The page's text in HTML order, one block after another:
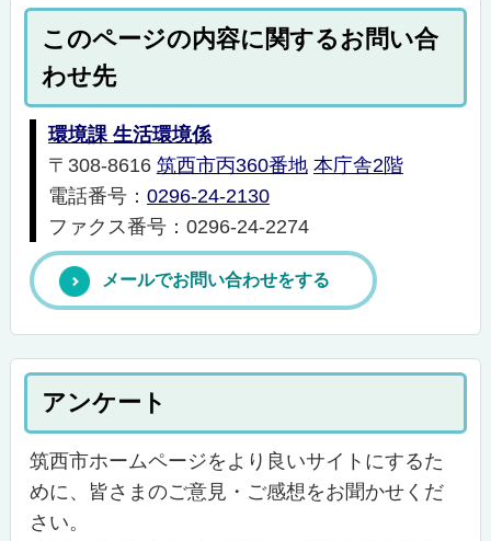
このページの内容に関するお問い合
わせ先
環境課 生活環境係
〒308-8616 筑西市丙360番地 本庁舎2階
電話番号： 0296-24-2130
ファクス番号：0296-24-2274
メールでお問い合わせをする
アンケート
筑西市ホームページをより良いサイトにするた
めに、皆さまのご意見・ご感想をお聞かせくだ
さい。